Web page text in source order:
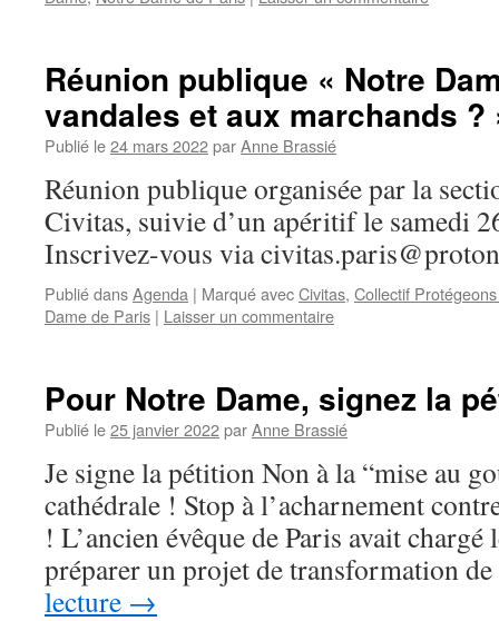
Réunion publique « Notre
vandales et aux marchands ?
Publié le24 mars 2022parAnne Brassié
Réunion publique organisée par la
Civitas, suivie d’un apéritif le samedi
Inscrivez-vous via
Publié dansAgenda | Marqué avecCivitas, Collectif
Dame de Paris | Laisser un commentaire
Pour Notre Dame, signez la
Publié le25 janvier 2022parAnne Brassié
Je signe la pétition Non à la “mise au
cathédrale ! Stop à l’acharnement
! L’ancien évêque de Paris avait
préparer un projet de transformation
lecture →